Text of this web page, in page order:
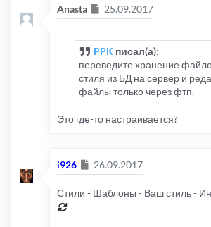
Anasta Сообщение
25.09.2017
PPK писал(а):
переведите хранение
стиля из БД на сервер и
файлы только через фтп.
Это где-то настраивается?
i926 Сообщение
26.09.2017
Стили - Шаблоны - Ваш стиль -